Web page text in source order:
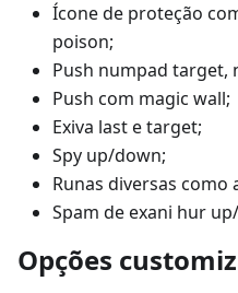
Ícone de proteção
poison;
Push numpad target,
Push com magic wall;
Exiva last e target;
Spy up/down;
Runas diversas como
Spam de exani hur
Opções